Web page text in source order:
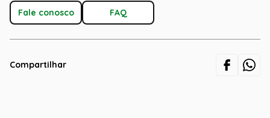
Fale conosco FAQ
Compartilhar